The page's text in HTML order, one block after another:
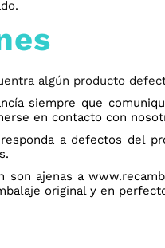
algún producto
siempre que
en contacto con
a defectos del
son ajenas a
original y en